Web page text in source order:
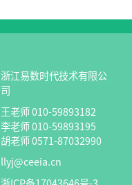
浙江易数时代技术有限公
司
王老师 010-59893182
李老师 010-59893195
胡老师 0571-87032990
llyj@ceeia.cn